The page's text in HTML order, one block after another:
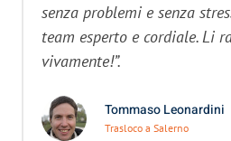
senza problemi e senza
team esperto e cordiale. Li
vivamente!”.
Tommaso Leonardini
Trasloco a Salerno